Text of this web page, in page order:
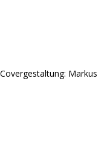
Markus